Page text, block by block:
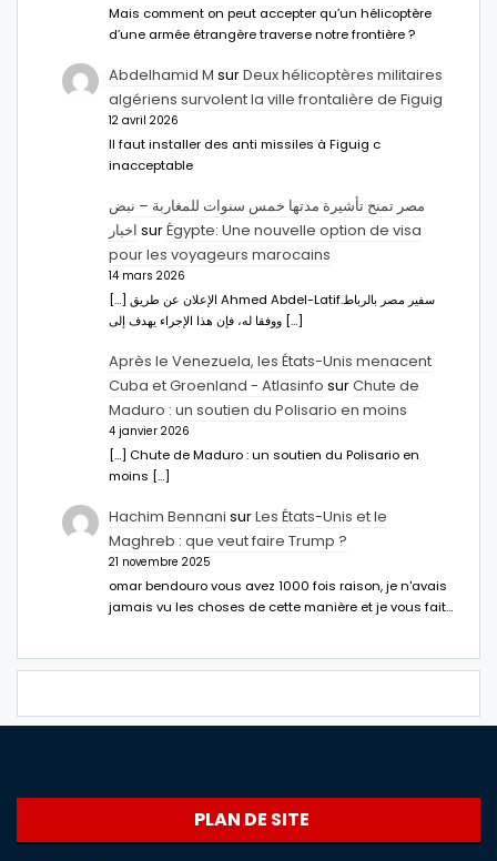
Mais comment on peut accepter qu’un hélicoptère
d’une armée étrangère traverse notre frontière ?
Abdelhamid M surDeux hélicoptères militaires
algériens survolent la ville frontalière de Figuig
12 avril 2026
Il faut installer des anti missiles à Figuig c
inacceptable
مصر تمنح تأشيرة مدتها خمس سنوات للمغاربة – نبض
اخبار surÉgypte: Une nouvelle option de visa
pour les voyageurs marocains
14 mars 2026
[…] الإعلان عن طريق Ahmed Abdel-Latifسفير مصر بالرباط.
ووفقا له، فإن هذا الإجراء يهدف إلى […]
Après le Venezuela, les États-Unis menacent
Cuba et Groenland - Atlasinfo surChute de
Maduro : un soutien du Polisario en moins
4 janvier 2026
[…] Chute de Maduro : un soutien du Polisario en
moins […]
Hachim Bennani surLes États-Unis et le
Maghreb : que veut faire Trump ?
21 novembre 2025
omar bendouro vous avez 1000 fois raison, je n'avais
jamais vu les choses de cette manière et je vous fait…
PLAN DE SITE